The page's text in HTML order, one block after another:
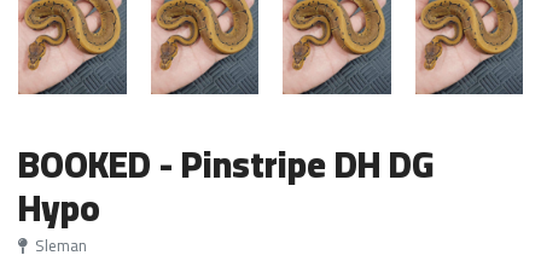
BOOKED - Pinstripe DH DG
Hypo
Sleman